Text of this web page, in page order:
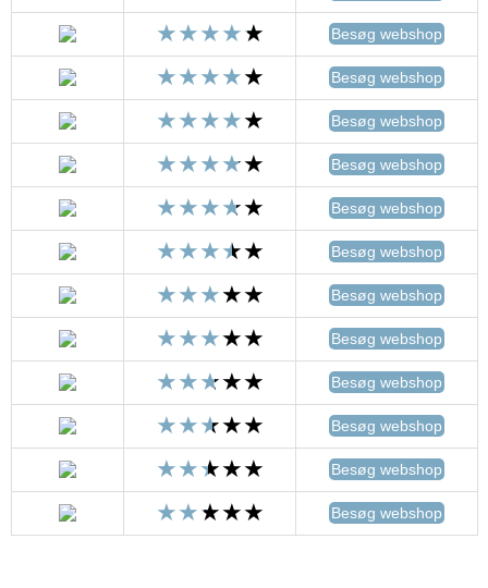
Besøg webshop
Besøg webshop
Besøg webshop
Besøg webshop
Besøg webshop
Besøg webshop
Besøg webshop
Besøg webshop
Besøg webshop
Besøg webshop
Besøg webshop
Besøg webshop